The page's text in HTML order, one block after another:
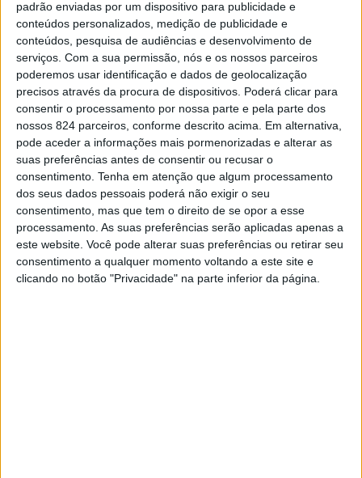
padrão enviadas por um dispositivo para publicidade e
conteúdos personalizados, medição de publicidade e
conteúdos, pesquisa de audiências e desenvolvimento de
serviços. Com a sua permissão, nós e os nossos parceiros
poderemos usar identificação e dados de geolocalização
precisos através da procura de dispositivos. Poderá clicar para
consentir o processamento por nossa parte e pela parte dos
nossos 824 parceiros, conforme descrito acima. Em alternativa,
pode aceder a informações mais pormenorizadas e alterar as
suas preferências antes de consentir ou recusar o
consentimento. Tenha em atenção que algum processamento
dos seus dados pessoais poderá não exigir o seu
consentimento, mas que tem o direito de se opor a esse
processamento. As suas preferências serão aplicadas apenas a
este website. Você pode alterar suas preferências ou retirar seu
consentimento a qualquer momento voltando a este site e
clicando no botão "Privacidade" na parte inferior da página.
Nos dias 7 e 8 de Dezembro, o Município do Crato
acolhe a Solenidade à Nossa Senhora da Conceição,
Padroeira do Crato.
As celebrações têm início no sábado, 7 de Setembro,
com a inauguração da exposição temporária “Crato
Megalítico”, no Mosteiro de Santa Maria de Flor da
Rosa, pelas 16h30, com a curadoria do Museu Municipal
e apresentação pelos Professores Doutores Jorge
Rodrigues e Paulo Pereira. Pelas 21h00, a Filarmónica
do Crato realiza o concerto comemorativo do dia de